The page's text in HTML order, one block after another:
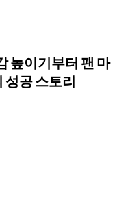
높이기부터 팬 마
성공 스토리